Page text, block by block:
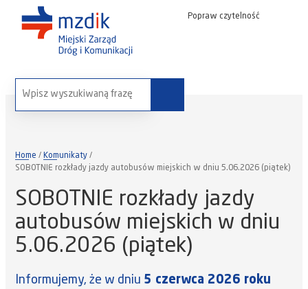
Popraw czytelność
wyszukaj na stronie:
Home
Komunikaty
SOBOTNIE rozkłady jazdy autobusów miejskich w dniu 5.06.2026 (piątek)
SOBOTNIE rozkłady jazdy
autobusów miejskich w dniu
5.06.2026 (piątek)
Informujemy, że w dniu 5 czerwca 2026 roku